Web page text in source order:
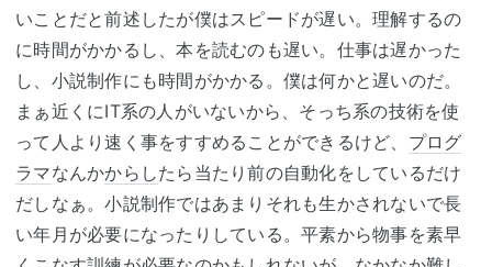
いことだと前述したが僕はスピードが遅い。理解するの
に時間がかかるし、本を読むのも遅い。仕事は遅かった
し、小説制作にも時間がかかる。僕は何かと遅いのだ。
まぁ近くにIT系の人がいないから、そっち系の技術を使
って人より速く事をすすめることができるけど、 プログ
ラマなんかからしたら当たり前の自動化をしているだけ
だしなぁ。小説制作ではあまりそれも生かされないで長
い年月が必要になったりしている。平素から物事を素早